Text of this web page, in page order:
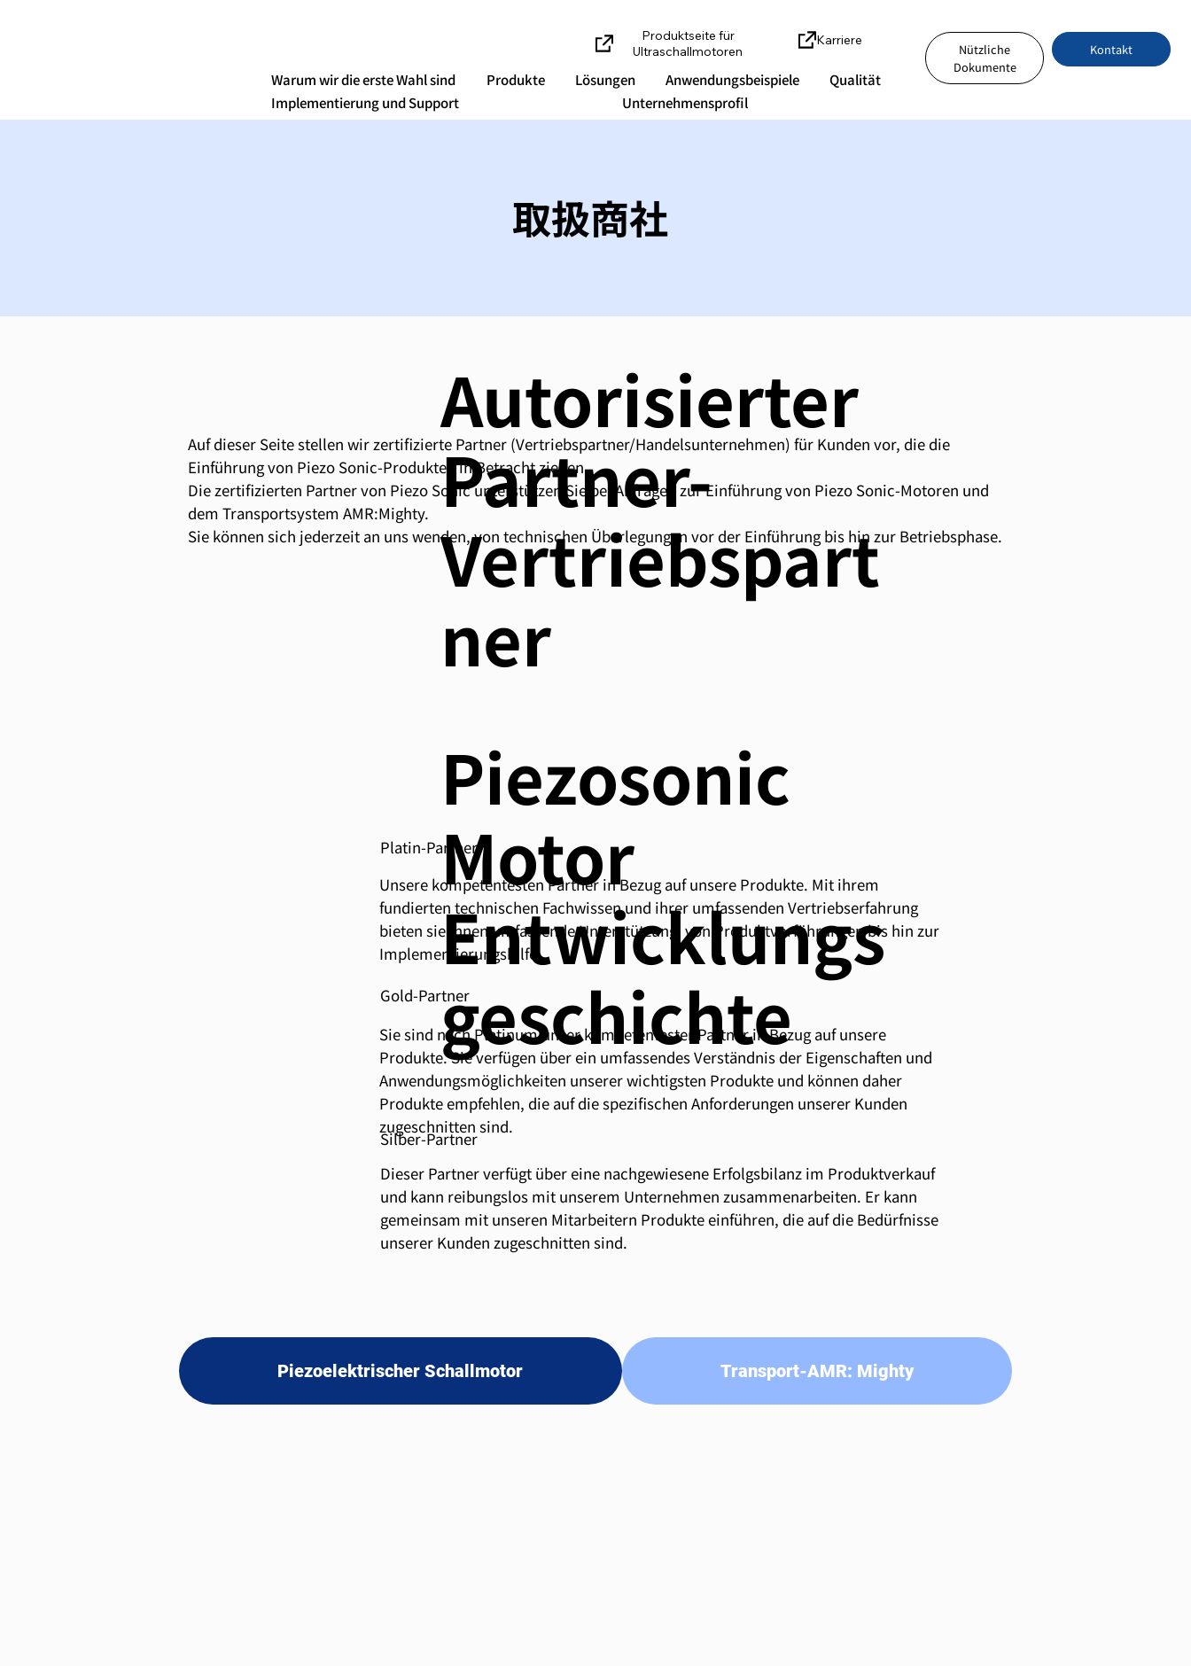
Warum wir die erste Wahl sind Produkte Lösungen Anwendungsbeispiele
Qualität
Implementierung und Support
Unternehmensprofil
Produktseite für
Ultraschallmotoren
Karriere
Nützliche
Dokumente
Kontakt
取扱商社
Autorisierter
Partner-
Vertriebspart
ner
Auf dieser Seite stellen wir zertifizierte Partner (Vertriebspartner/Handelsunternehmen) für Kunden vor, die die
Einführung von Piezo Sonic-Produkten in Betracht ziehen.
Die zertifizierten Partner von Piezo Sonic unterstützen Sie bei Anfragen zur Einführung von Piezo Sonic-Motoren und
dem Transportsystem AMR:Mighty.
Sie können sich jederzeit an uns wenden, von technischen Überlegungen vor der Einführung bis hin zur Betriebsphase.
Piezosonic
Motor
Entwicklungs
geschichte
Platin-Partner
Unsere kompetentesten Partner in Bezug auf unsere Produkte. Mit ihrem
fundierten technischen Fachwissen und ihrer umfassenden Vertriebserfahrung
bieten sie Ihnen umfassende Unterstützung, von Produktvorführungen bis hin zur
Implementierungshilfe.
Gold-Partner
Sie sind nach Platinum unser kompetentester Partner in Bezug auf unsere
Produkte. Sie verfügen über ein umfassendes Verständnis der Eigenschaften und
Anwendungsmöglichkeiten unserer wichtigsten Produkte und können daher
Produkte empfehlen, die auf die spezifischen Anforderungen unserer Kunden
zugeschnitten sind.
Silber-Partner
Dieser Partner verfügt über eine nachgewiesene Erfolgsbilanz im Produktverkauf
und kann reibungslos mit unserem Unternehmen zusammenarbeiten. Er kann
gemeinsam mit unseren Mitarbeitern Produkte einführen, die auf die Bedürfnisse
unserer Kunden zugeschnitten sind.
Piezoelektrischer Schallmotor Transport-AMR: Mighty